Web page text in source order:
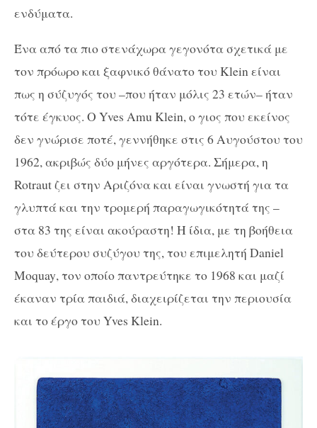
ενδύματα.
Ένα από τα πιο στενάχωρα γεγονότα σχετικά με
τον πρόωρο και ξαφνικό θάνατο του Kleinείναι
πως η σύζυγός του –που ήταν μόλις 23 ετών– ήταν
τότε έγκυος. Ο Yves AmuKlein, ο γιος που εκείνος
δεν γνώρισε ποτέ, γεννήθηκε στις 6 Αυγούστου του
1962, ακριβώς δύο μήνες αργότερα. Σήμερα, η
Rotrautζει στην Αριζόνα και είναι γνωστή για τα
γλυπτά και την τρομερή παραγωγικότητά της –
στα 83 της είναι ακούραστη! Η ίδια, με τη βοήθεια
του δεύτερου συζύγου της, του επιμελητή Daniel
Moquay, τον οποίο παντρεύτηκε το 1968 και μαζί
έκαναν τρία παιδιά, διαχειρίζεται την περιουσία
και το έργο του Yves Klein.